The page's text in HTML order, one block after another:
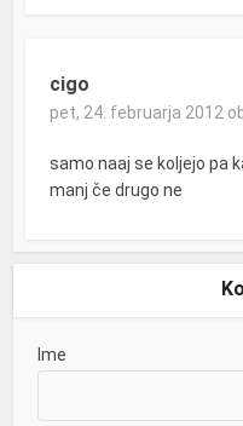
cigo
pet, 24. februarja 2012
samo naaj se koljejo pa
manj če drugo ne
Ime